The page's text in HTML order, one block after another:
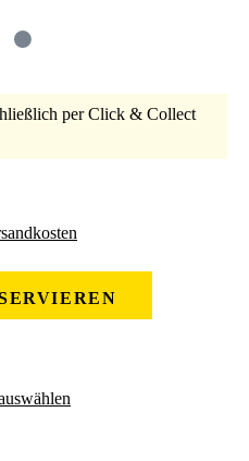
per Click & Collect